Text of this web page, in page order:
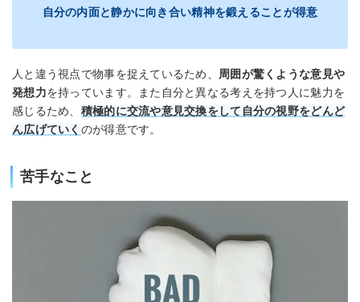
自分の内面と静かに向き合い精神を鍛えることが得意
人と違う視点で物事を捉えているため、 周囲が驚くような意見や
発想力を持っています。また自分と異なる考えを持つ人に魅力を
感じるため、 積極的に交流や意見交換をして自分の視野をどんど
ん広げていく のが得意です。
苦手なこと